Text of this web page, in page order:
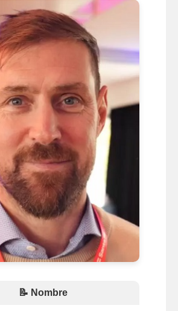
📝 Nombre